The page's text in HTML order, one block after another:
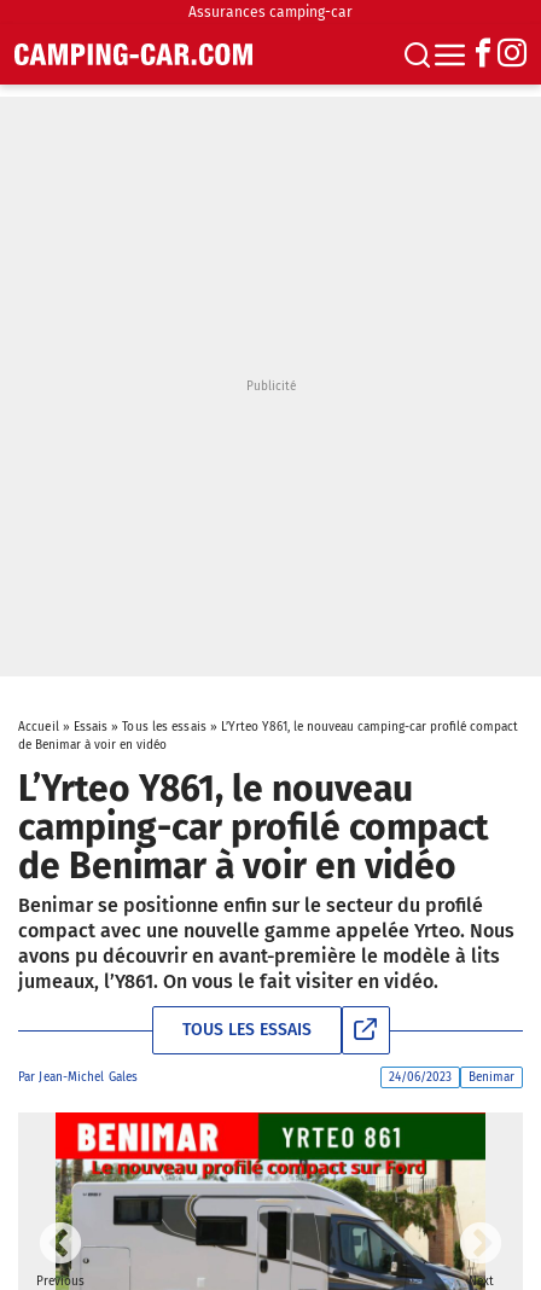
Assurances camping-car
Accueil» Essais »Tous les essais» L’Yrteo Y861, le nouveau camping-car profilé compact
de Benimar à voir en vidéo
L’Yrteo Y861, le nouveau
camping-car profilé compact
de Benimar à voir en vidéo
Benimar se positionne enfin sur le secteur du profilé
compact avec une nouvelle gamme appelée Yrteo. Nous
avons pu découvrir en avant-première le modèle à lits
jumeaux, l’Y861. On vous le fait visiter en vidéo.
TOUS LES ESSAIS
Par Jean-Michel Gales 24/06/2023 Benimar
Previous Next